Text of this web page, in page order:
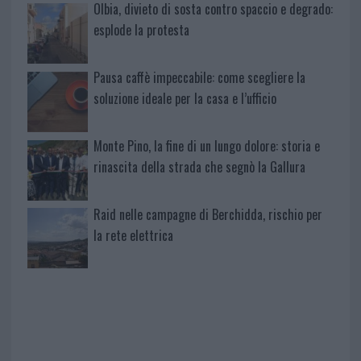
Olbia, divieto di sosta contro spaccio e degrado:
esplode la protesta
Pausa caffè impeccabile: come scegliere la
soluzione ideale per la casa e l’ufficio
Monte Pino, la fine di un lungo dolore: storia e
rinascita della strada che segnò la Gallura
Raid nelle campagne di Berchidda, rischio per
la rete elettrica